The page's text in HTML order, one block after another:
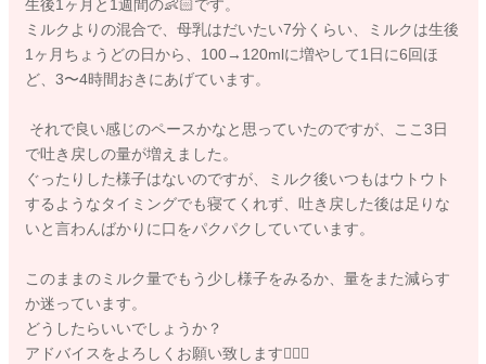
生後1ヶ月と1週間の👶🏻です。
ミルクよりの混合で、母乳はだいたい7分くらい、ミルクは生後
1ヶ月ちょうどの日から、100→120mlに増やして1日に6回ほ
ど、3〜4時間おきにあげています。
それで良い感じのペースかなと思っていたのですが、ここ3日
で吐き戻しの量が増えました。
ぐったりした様子はないのですが、ミルク後いつもはウトウト
するようなタイミングでも寝てくれず、吐き戻した後は足りな
いと言わんばかりに口をパクパクしていています。
このままのミルク量でもう少し様子をみるか、量をまた減らす
か迷っています。
どうしたらいいでしょうか？
アドバイスをよろしくお願い致します🙇🏻‍♀️